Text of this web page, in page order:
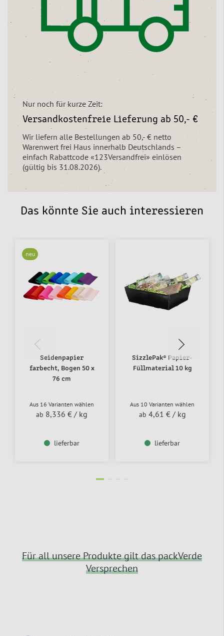
Nur noch für kurze Zeit:
Versandkostenfreie Lieferung ab 50,- €
Wir liefern alle Bestellungen ab 50,- € netto
Warenwert frei Haus innerhalb Deutschlands –
einfach Rabattcode «123Versandfrei» einlösen
(gültig bis 31.08.2026).
Das könnte Sie auch interessieren
neu
Seidenpapier
farbecht, Bogen 50 x
76 cm
Aus 16 Varianten wählen
ab 8,336 € / kg
lieferbar
SizzlePak® Papier-
Füllmaterial 10 kg
Aus 10 Varianten wählen
ab 4,61 € / kg
lieferbar
Für all unsere Produkte gilt das packVerde
Versprechen